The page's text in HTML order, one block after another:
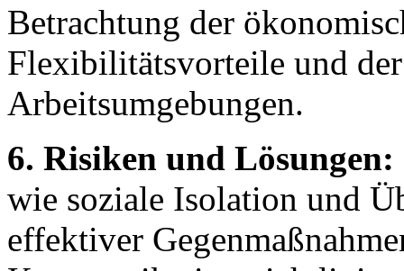
Betrachtung der
Flexibilitätsvorteile und
Arbeitsumgebungen.
6. Risiken und Lösungen:
wie soziale Isolation und
effektiver